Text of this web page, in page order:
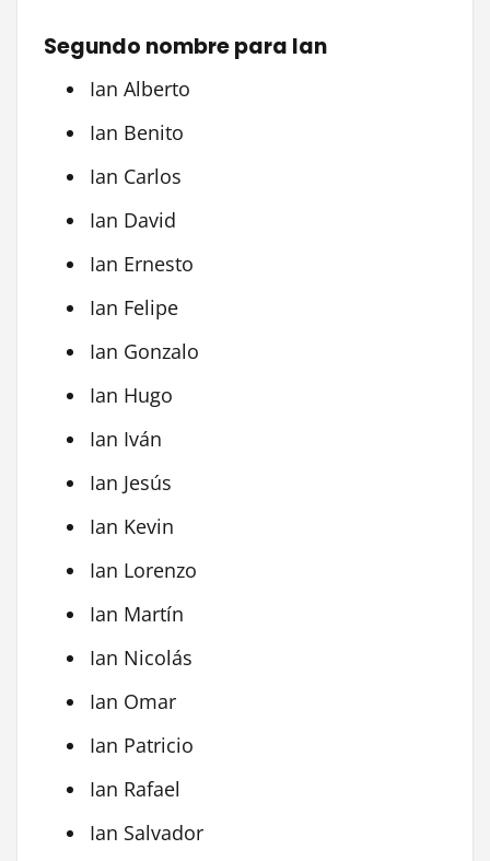
Segundo nombre para Ian
Ian Alberto
Ian Benito
Ian Carlos
Ian David
Ian Ernesto
Ian Felipe
Ian Gonzalo
Ian Hugo
Ian Iván
Ian Jesús
Ian Kevin
Ian Lorenzo
Ian Martín
Ian Nicolás
Ian Omar
Ian Patricio
Ian Rafael
Ian Salvador